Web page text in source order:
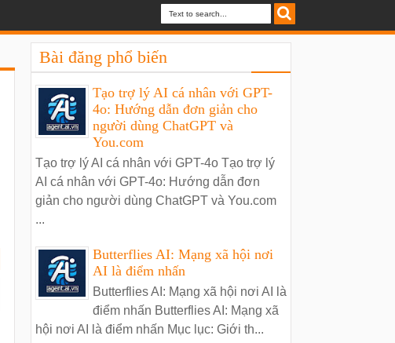
Bài đăng phổ biến
Tạo trợ lý AI cá nhân với GPT-
4o: Hướng dẫn đơn giản cho
người dùng ChatGPT và
You.com
Tạo trợ lý AI cá nhân với GPT-4o Tạo trợ lý
AI cá nhân với GPT-4o: Hướng dẫn đơn
giản cho người dùng ChatGPT và You.com
...
Butterflies AI: Mạng xã hội nơi
AI là điểm nhấn
Butterflies AI: Mạng xã hội nơi AI là
điểm nhấn Butterflies AI: Mạng xã
hội nơi AI là điểm nhấn Mục lục: Giới th...